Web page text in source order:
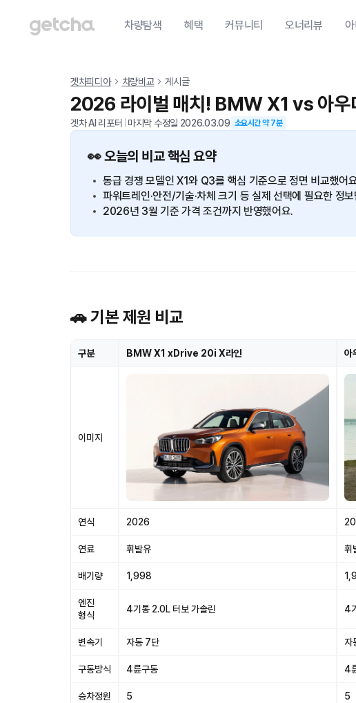
차량탐색 혜택 커뮤니티 오너리뷰
겟차피디아 차량비교 게시글
2026 라이벌 매치! BMW X1 vs 아우
겟차 AI 리포터 마지막 수정일 2026.03.09 소요시간 약7분
👀 오늘의 비교 핵심 요약
동급 경쟁 모델인 X1와 Q3를 핵심 기준으로 정면 비교했어
파워트레인·안전/기술·차체 크기 등 실제 선택에 필요한 정
2026년 3월 기준 가격 조건까지 반영했어요.
🚗 기본 제원 비교
구분 BMW X1 xDrive 20i X라인 아
이미지
연식 2026
연료 휘발유 휘
배기량 1,998
엔진
형식
4기통 2.0L 터보 가솔린 4
변속기 자동 7단 자
구동방식 4륜구동 4
승차정원 5 5